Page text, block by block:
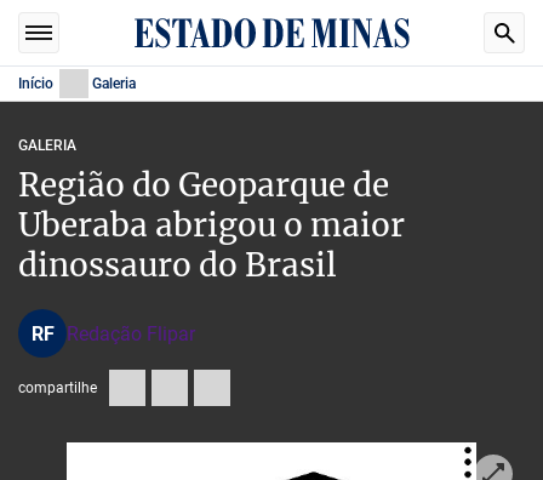
Início Galeria
GALERIA
Região do Geoparque de
Uberaba abrigou o maior
dinossauro do Brasil
RF Redação Flipar
compartilhe